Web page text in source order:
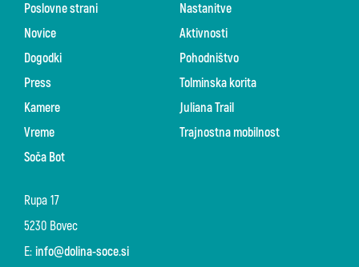
Rupa 17
5230 Bovec
E: info@dolina-soce.si
Poslovne strani
Novice
Dogodki
Press
Kamere
Vreme
Soča Bot
Nastanitve
Aktivnosti
Pohodništvo
Tolminska korita
Juliana Trail
Trajnostna mobilnost